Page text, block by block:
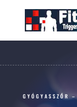
GYÓGYASSZŐR